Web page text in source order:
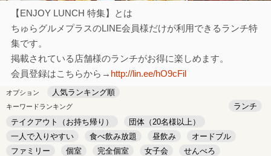
【ENJOY LUNCH 特集】とは
ちゅらグルメプラスのLINE会員様だけが利用できるランチ特
集です。
掲載されている店舗様のランチがお得に楽しめます。
会員登録はこちらから→ http://lin.ee/hO9cFil
オプション 人気ランキング順
キーワードランキング
ランチ
テイクアウト（お持ち帰り）
団体（20名様以上）
一人で入りやすい
食べ飲み放題 昼飲み
オードブル
ファミリー
個室 完全個室 女子会
せんべろ